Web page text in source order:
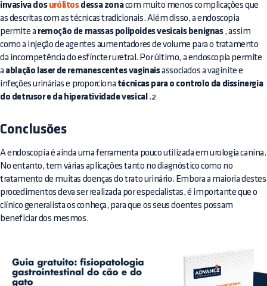
invasiva dosurólitosdessa zonacom muito menos complicações que
as descritas com as técnicas tradicionais. Além disso, a endoscopia
permite a remoção de massas polipoides vesicais benignas, assim
como a injeção de agentes aumentadores de volume para o tratamento
da incompetência do esfíncter uretral. Por último, a endoscopia permite
a ablação laser de remanescentes vaginaisassociados a vaginite e
infeções urinárias e proporciona técnicas para o controlo da dissinergia
do detrusor e da hiperatividade vesical .2
Conclusões
A endoscopia é ainda uma ferramenta pouco utilizada em urologia canina.
No entanto, tem várias aplicações tanto no diagnóstico como no
tratamento de muitas doenças do trato urinário. Embora a maioria destes
procedimentos deva ser realizada por especialistas, é importante que o
clínico generalista os conheça, para que os seus doentes possam
beneficiar dos mesmos.